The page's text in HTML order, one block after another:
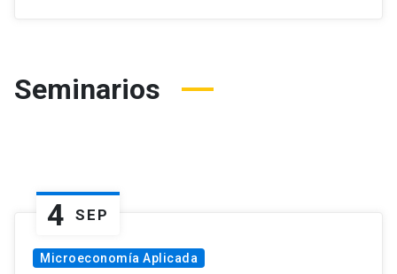
Seminarios
4 SEP
Microeconomía Aplicada